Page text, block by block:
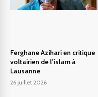
Ferghane Azihari en critique
voltairien de l’islam à
Lausanne
26 juillet 2026